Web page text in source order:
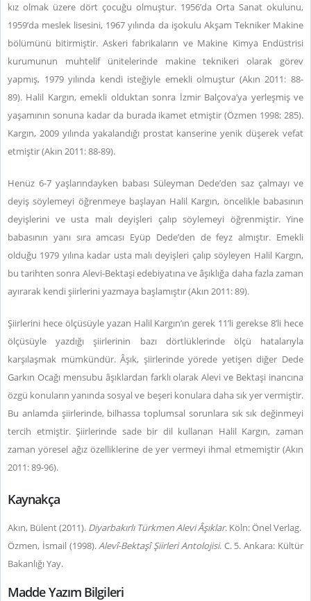
kız olmak üzere dört çocuğu olmuştur. 1956’da Orta Sanat okulunu,
1959’da meslek lisesini, 1967 yılında da işokulu Akşam Tekniker Makine
bölümünü bitirmiştir. Askeri fabrikaların ve Makine Kimya Endüstrisi
kurumunun muhtelif ünitelerinde makine teknikeri olarak görev
yapmış, 1979 yılında kendi isteğiyle emekli olmuştur (Akın 2011: 88-
89). Halil Kargın, emekli olduktan sonra İzmir Balçova’ya yerleşmiş ve
yaşamının sonuna kadar da burada ikamet etmiştir (Özmen 1998: 285).
Kargın, 2009 yılında yakalandığı prostat kanserine yenik düşerek vefat
etmiştir (Akın 2011: 88-89).
Henüz 6-7 yaşlarındayken babası Süleyman Dede’den saz çalmayı ve
deyiş söylemeyi öğrenmeye başlayan Halil Kargın, öncelikle babasının
deyişlerini ve usta malı deyişleri çalıp söylemeyi öğrenmiştir. Yine
babasının yanı sıra amcası Eyüp Dede’den de feyz almıştır. Emekli
olduğu 1979 yılına kadar usta malı deyişleri çalıp söyleyen Halil Kargın,
bu tarihten sonra Alevi-Bektaşi edebiyatına ve âşıklığa daha fazla zaman
ayırarak kendi şiirlerini yazmaya başlamıştır (Akın 2011: 89).
Şiirlerini hece ölçüsüyle yazan Halil Kargın’ın gerek 11’li gerekse 8’li hece
ölçüsüyle yazdığı şiirlerinin bazı dörtlüklerinde ölçü hatalarıyla
karşılaşmak mümkündür. Âşık, şiirlerinde yörede yetişen diğer Dede
Garkın Ocağı mensubu âşıklardan farklı olarak Alevi ve Bektaşi inancına
özgü konuların yanında sosyal ve beşeri konulara daha sık yer vermiştir.
Bu anlamda şiirlerinde, bilhassa toplumsal sorunlara sık sık değinmeyi
tercih etmiştir. Şiirlerinde sade bir dil kullanan Halil Kargın, zaman
zaman yöresel ağız özelliklerine de yer vermeyi ihmal etmemiştir (Akın
2011: 89-96).
Kaynakça
Akın, Bülent (2011). Diyarbakırlı Türkmen Alevi Âşıklar. Köln: Önel Verlag.
Özmen, İsmail (1998).Alevî-Bektaşî Şiirleri Antolojisi. C. 5. Ankara: Kültür
Bakanlığı Yay.
Madde Yazım Bilgileri